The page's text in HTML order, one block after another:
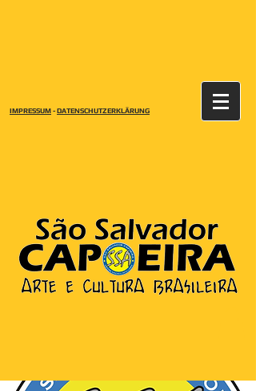
IMPRESSUM -DATENSCHUTZERKLÄRUNG